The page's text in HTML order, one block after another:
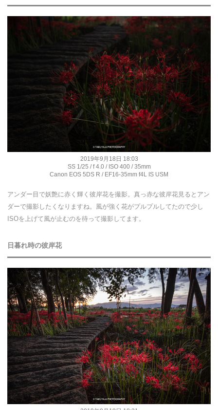
2019年9月18日 18:03
SS 1/25 / f 4.0 / ISO 400 / 35mm
Canon EOS 5DS R / EF16-35mm f4L IS USM
アンダー目で妖艶に赤く輝く彼岸花を撮影。真っ赤な彼岸花見るとアン
ダーで撮影したくなりますね。風が強く花がプルプルしてたので少し
ISOを上げて風が止むのを待って撮影してます。
日暮れ時の彼岸花